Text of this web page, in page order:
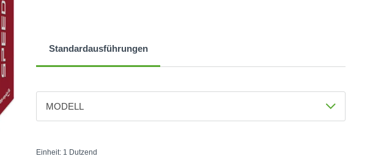
Standardausführungen
MODELL
Einheit: 1 Dutzend